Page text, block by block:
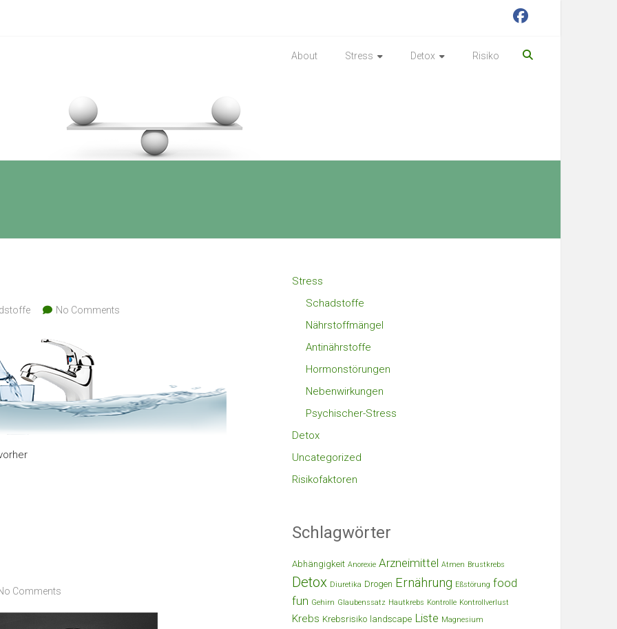
About Stress Detox Risiko
No Comments
Comments
Stress
Schadstoffe
Nährstoffmängel
Antinährstoffe
Hormonstörungen
Nebenwirkungen
Psychischer-Stress
Detox
Uncategorized
Risikofaktoren
Schlagwörter
Abhängigkeit Anorexie Arzneimittel Atmen Brustkrebs
Detox Diuretika Drogen Ernährung Eßstörung food
fun Gehirn Glaubenssatz Hautkrebs Kontrolle Kontrollverlust
Krebs Krebsrisiko landscape Liste Magnesium